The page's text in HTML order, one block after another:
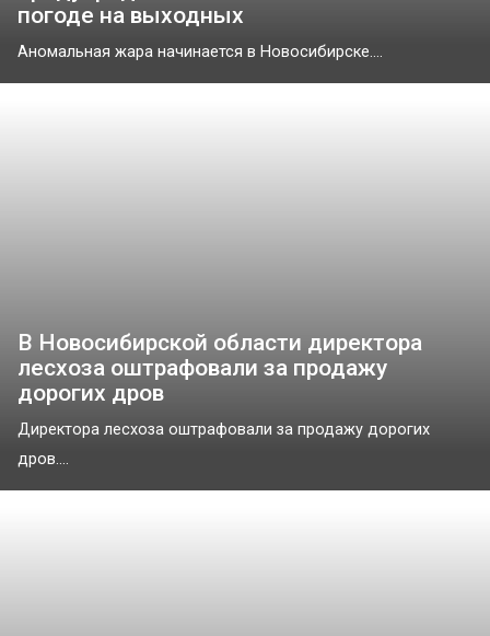
погоде на выходных
Аномальная жара начинается в Новосибирске....
В Новосибирской области директора
лесхоза оштрафовали за продажу
дорогих дров
Директора лесхоза оштрафовали за продажу дорогих
дров....